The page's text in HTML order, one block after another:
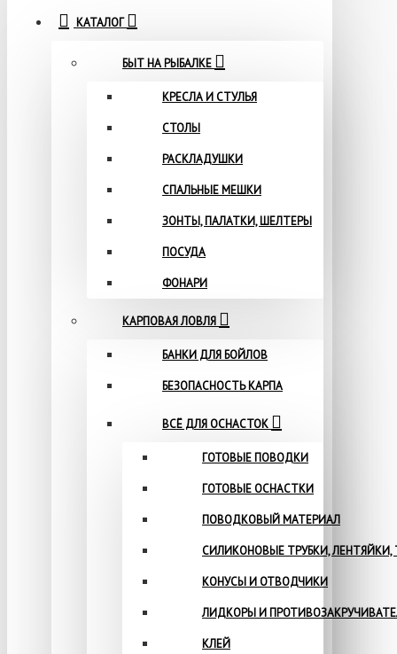
КАТАЛОГ
БЫТ НА РЫБАЛКЕ
КРЕСЛА И СТУЛЬЯ
СТОЛЫ
РАСКЛАДУШКИ
СПАЛЬНЫЕ МЕШКИ
ЗОНТЫ, ПАЛАТКИ, ШЕЛТЕРЫ
ПОСУДА
ФОНАРИ
КАРПОВАЯ ЛОВЛЯ
БАНКИ ДЛЯ БОЙЛОВ
БЕЗОПАСНОСТЬ КАРПА
ВСЁ ДЛЯ ОСНАСТОК
ГОТОВЫЕ ПОВОДКИ
ГОТОВЫЕ ОСНАСТКИ
ПОВОДКОВЫЙ МАТЕРИАЛ
СИЛИКОНОВЫЕ ТРУБКИ,
КОНУСЫ И ОТВОДЧИКИ
ЛИДКОРЫ И
КЛЕЙ